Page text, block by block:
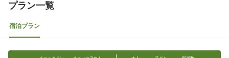
プラン一覧
宿泊プラン